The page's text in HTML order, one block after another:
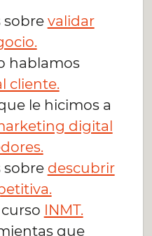
sobre validar
hablamos
cliente.
le hicimos a
digital
sobre descubrir
INMT.
que